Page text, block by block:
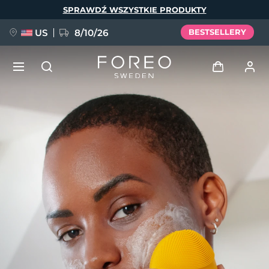
SPRAWDŹ WSZYSTKIE PRODUKTY
US 8/10/26 BESTSELLERY
Profil użytkownika
Moje urządzenia
Moje zamówienia
Moje adresy
Moje subskrypcje
NOWOŚĆ
FAQ™ Pure Beauty-Tech Elixir
BREAKING NEWS
issa™ Teeth Whitening Set
Język
English Deutsch
Español
Français
Italiano
Português
Svenska
Русский
Türkçe
简体中文 繁體中文